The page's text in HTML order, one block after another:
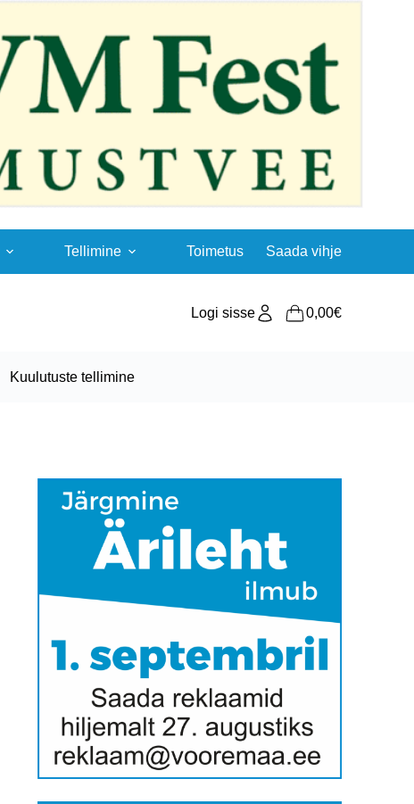
Tellimine Toimetus Saada vihje
Logi sisse
Shopping
0,00€
Kuulutuste tellimine